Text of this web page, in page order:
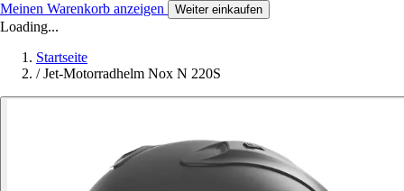
Meinen Warenkorb anzeigen Weiter einkaufen
Loading...
Startseite
/ Jet-Motorradhelm Nox N 220S